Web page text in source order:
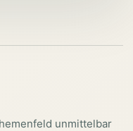
unmittelbar